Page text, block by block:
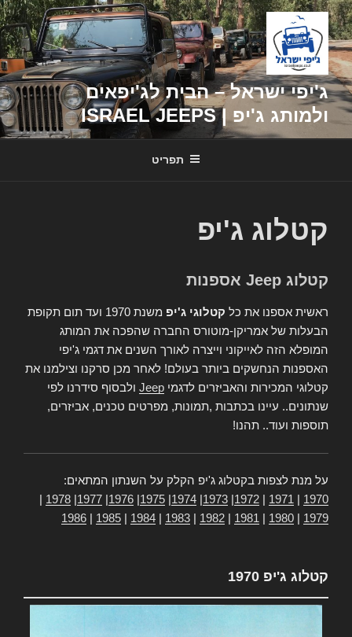
דילוג
לתוכן
ג'יפי ישראל – הבית לג'יפאים
ולמותג ג'יפ | ISRAEL JEEPS
תפריט
קטלוג ג'יפ
קטלוג Jeep אספנות
ראשית אספנו את כל קטלוגי ג'יפ
משנת 1970 ועד תום תקופת
הבעלות של אמריקן-מוטורס החברה שהפכה את המותג
המופלא הזה לאייקוני וייצרה לאורך השנים את דגמי ג'יפי
האספנות הנחשקים ביותר בעולם! לאחר מכן סרקנו וצילמנו את
קטלוגי המכירות והאביזרים לדגמי Jeep ולבסוף סידרנו לפי
שנתונים.. עיינו בכתבות ,תמונות, מפרטים טכנים, אביזרים,
תוספות ועוד.. תהנו!
על מנת לצפות בקטלוג ג'יפ הקלק על השנתון המתאים:
1970
1971
1972
1973
1974
1975
1976
1977
1978
1979
1980
1981
1982
1983
1984
1985
1986
קטלוג ג'יפ 1970